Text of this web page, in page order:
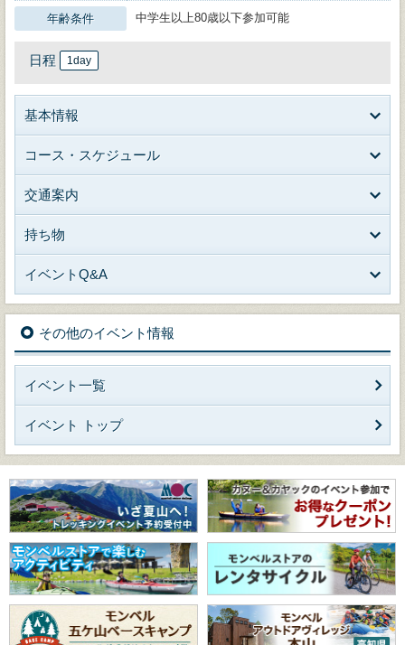
年齢条件 中学生以上80歳以下参加可能
日程 1day
基本情報
コース・スケジュール
交通案内
持ち物
イベントQ&A
その他のイベント情報
イベント一覧
イベント トップ